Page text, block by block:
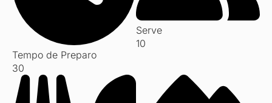
Tempo de Preparo
30
Serve
10